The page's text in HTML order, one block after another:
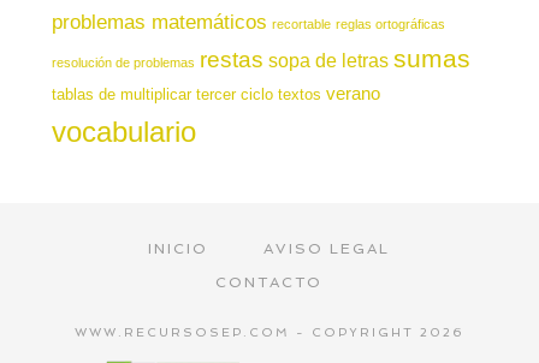
problemas matemáticos recortable reglas ortográficas
resolución de problemas restas sopa de letras sumas
tablas de multiplicar tercer ciclo textos verano
vocabulario
INICIO
AVISO LEGAL
CONTACTO
WWW.RECURSOSEP.COM - COPYRIGHT 2026